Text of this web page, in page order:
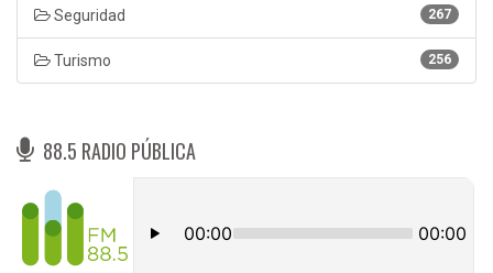
267
Seguridad
256
Turismo
88.5 RADIO PÚBLICA